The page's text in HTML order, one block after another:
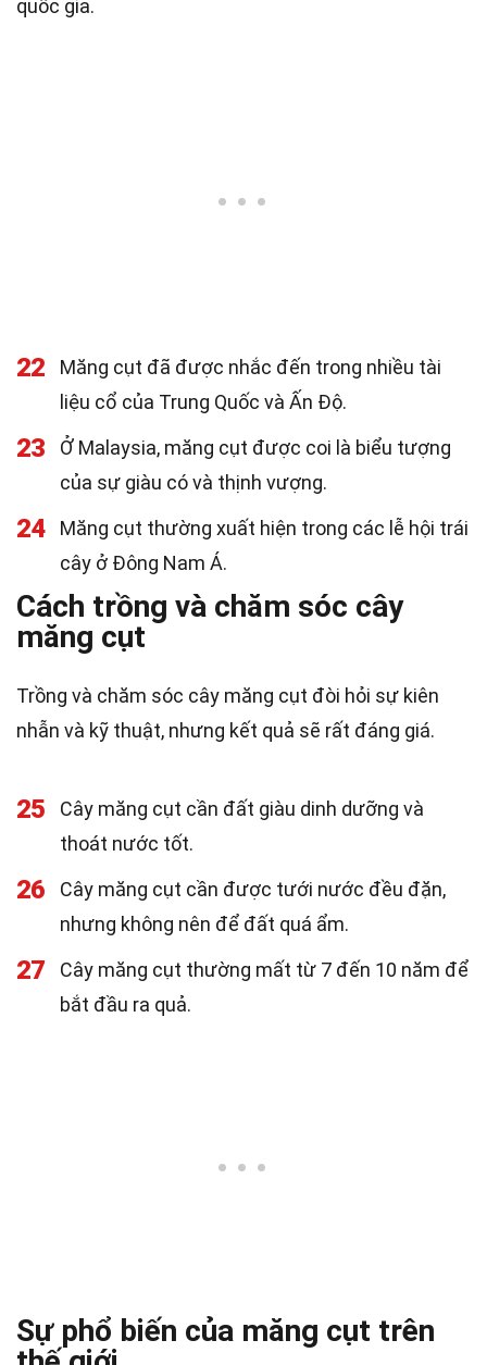
quốc gia.
22
Măng cụt đã được nhắc đến trong nhiều tài
liệu cổ của Trung Quốc và Ấn Độ.
23
Ở Malaysia, măng cụt được coi là biểu tượng
của sự giàu có và thịnh vượng.
24
Măng cụt thường xuất hiện trong các lễ hội trái
cây ở Đông Nam Á.
Cách trồng và chăm sóc cây
măng cụt
Trồng và chăm sóc cây măng cụt đòi hỏi sự kiên
nhẫn và kỹ thuật, nhưng kết quả sẽ rất đáng giá.
25
Cây măng cụt cần đất giàu dinh dưỡng và
thoát nước tốt.
26
Cây măng cụt cần được tưới nước đều đặn,
nhưng không nên để đất quá ẩm.
27
Cây măng cụt thường mất từ 7 đến 10 năm để
bắt đầu ra quả.
Sự phổ biến của măng cụt trên